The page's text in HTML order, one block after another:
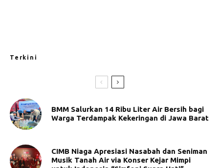
Terkini
BMM Salurkan 14 Ribu Liter Air Bersih bagi
Warga Terdampak Kekeringan di Jawa Barat
CIMB Niaga Apresiasi Nasabah dan Seniman
Musik Tanah Air via Konser Kejar Mimpi